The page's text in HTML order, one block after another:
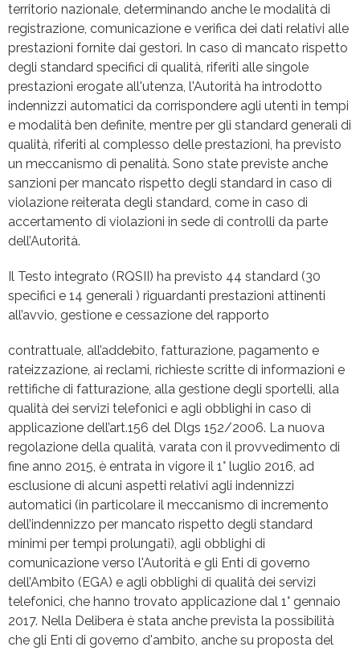
territorio nazionale, determinando anche le modalità di
registrazione, comunicazione e verifica dei dati relativi alle
prestazioni fornite dai gestori. In caso di mancato rispetto
degli standard specifici di qualità, riferiti alle singole
prestazioni erogate all'utenza, l'Autorità ha introdotto
indennizzi automatici da corrispondere agli utenti in tempi
e modalità ben definite, mentre per gli standard generali di
qualità, riferiti al complesso delle prestazioni, ha previsto
un meccanismo di penalità. Sono state previste anche
sanzioni per mancato rispetto degli standard in caso di
violazione reiterata degli standard, come in caso di
accertamento di violazioni in sede di controlli da parte
dell’Autorità.
Il Testo integrato (RQSII) ha previsto 44 standard (30
specifici e 14 generali ) riguardanti prestazioni attinenti
all’avvio, gestione e cessazione del rapporto
contrattuale, all’addebito, fatturazione, pagamento e
rateizzazione, ai reclami, richieste scritte di informazioni e
rettifiche di fatturazione, alla gestione degli sportelli, alla
qualità dei servizi telefonici e agli obblighi in caso di
applicazione dell’art.156 del Dlgs 152/2006. La nuova
regolazione della qualità, varata con il provvedimento di
fine anno 2015, è entrata in vigore il 1° luglio 2016, ad
esclusione di alcuni aspetti relativi agli indennizzi
automatici (in particolare il meccanismo di incremento
dell’indennizzo per mancato rispetto degli standard
minimi per tempi prolungati), agli obblighi di
comunicazione verso l'Autorità e gli Enti di governo
dell’Ambito (EGA) e agli obblighi di qualità dei servizi
telefonici, che hanno trovato applicazione dal 1° gennaio
2017. Nella Delibera è stata anche prevista la possibilità
che gli Enti di governo d'ambito, anche su proposta del